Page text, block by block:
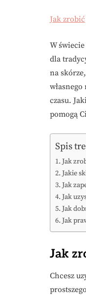
Jak zrobić
W
dla
na
czasu.
pomogą
Spis
Jak
Jakie
Jak
Jak
Jak
Jak
Jak
Chcesz